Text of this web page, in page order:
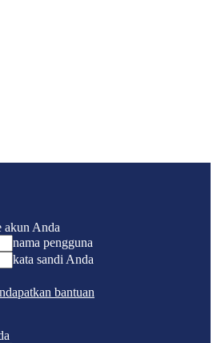
akun Anda
nama pengguna
kata sandi Anda
bantuan